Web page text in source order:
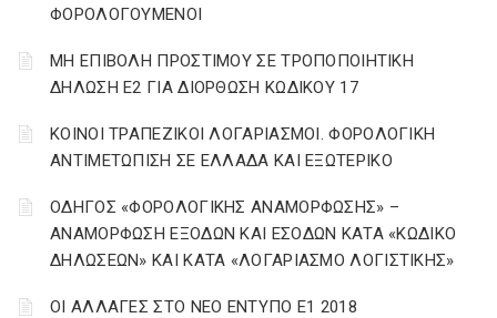
ΦΟΡΟΛΟΓΟΥΜΕΝΟΙ
ΜΗ ΕΠΙΒΟΛΗ ΠΡΟΣΤΙΜΟΥ ΣΕ ΤΡΟΠΟΠΟΙΗΤΙΚΗ
ΔΗΛΩΣΗ Ε2 ΓΙΑ ΔΙΟΡΘΩΣΗ ΚΩΔΙΚΟΥ 17
ΚΟΙΝΟΙ ΤΡΑΠΕΖΙΚΟΙ ΛΟΓΑΡΙΑΣΜΟΙ. ΦΟΡΟΛΟΓΙΚΗ
ΑΝΤΙΜΕΤΩΠΙΣΗ ΣΕ ΕΛΛΑΔΑ ΚΑΙ ΕΞΩΤΕΡΙΚΟ
ΟΔΗΓΟΣ «ΦΟΡΟΛΟΓΙΚΗΣ ΑΝΑΜΟΡΦΩΣΗΣ» –
ΑΝΑΜΟΡΦΩΣΗ ΕΞΟΔΩΝ ΚΑΙ ΕΣΟΔΩΝ ΚΑΤΑ «ΚΩΔΙΚΟ
ΔΗΛΩΣΕΩΝ» ΚΑΙ ΚΑΤΑ «ΛΟΓΑΡΙΑΣΜΟ ΛΟΓΙΣΤΙΚΗΣ»
ΟΙ ΑΛΛΑΓΕΣ ΣΤΟ ΝΕΟ ΕΝΤΥΠΟ Ε1 2018